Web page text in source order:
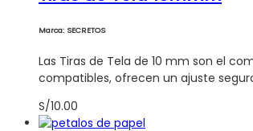
Marca: SECRETOS
Las Tiras de Tela de 10 mm son el
compatibles, ofrecen un ajuste
S/10.00